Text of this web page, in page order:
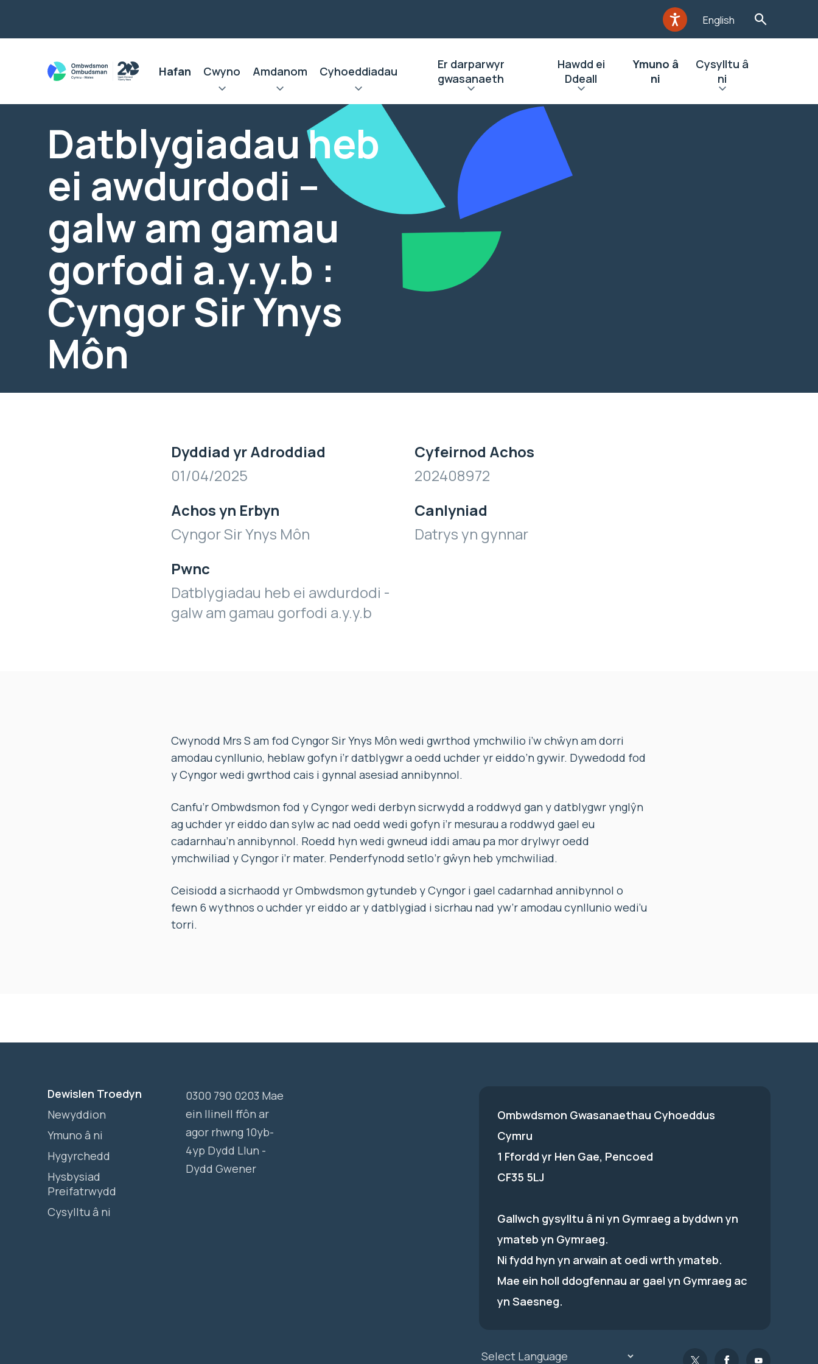
English
Hafan Cwyno Amdanom Cyhoeddiadau
Er darparwyr
gwasanaeth
Hawdd ei
Ddeall
Ymuno â
ni
Cysylltu â
ni
Datblygiadau heb
ei awdurdodi –
galw am gamau
gorfodi a.y.y.b :
Cyngor Sir Ynys
Môn
Dyddiad yr Adroddiad
01/04/2025
Achos yn Erbyn
Cyngor Sir Ynys Môn
Pwnc
Datblygiadau heb ei awdurdodi -
galw am gamau gorfodi a.y.y.b
Cyfeirnod Achos
202408972
Canlyniad
Datrys yn gynnar
Cwynodd Mrs S am fod Cyngor Sir Ynys Môn wedi gwrthod ymchwilio i’w chŵyn am dorri
amodau cynllunio, heblaw gofyn i’r datblygwr a oedd uchder yr eiddo’n gywir. Dywedodd fod
y Cyngor wedi gwrthod cais i gynnal asesiad annibynnol.
Canfu’r Ombwdsmon fod y Cyngor wedi derbyn sicrwydd a roddwyd gan y datblygwr ynglŷn
ag uchder yr eiddo dan sylw ac nad oedd wedi gofyn i’r mesurau a roddwyd gael eu
cadarnhau’n annibynnol. Roedd hyn wedi gwneud iddi amau pa mor drylwyr oedd
ymchwiliad y Cyngor i’r mater. Penderfynodd setlo’r gŵyn heb ymchwiliad.
Ceisiodd a sicrhaodd yr Ombwdsmon gytundeb y Cyngor i gael cadarnhad annibynnol o
fewn 6 wythnos o uchder yr eiddo ar y datblygiad i sicrhau nad yw’r amodau cynllunio wedi’u
torri.
Dewislen Troedyn
Newyddion
Ymuno â ni
Hygyrchedd
Hysbysiad
Preifatrwydd
Cysylltu â ni
0300 790 0203 Mae
ein llinell ffôn ar
agor rhwng 10yb-
4yp Dydd Llun -
Dydd Gwener
Ombwdsmon Gwasanaethau Cyhoeddus
Cymru
1 Ffordd yr Hen Gae, Pencoed
CF35 5LJ
Gallwch gysylltu â ni yn Gymraeg a byddwn yn
ymateb yn Gymraeg.
Ni fydd hyn yn arwain at oedi wrth ymateb.
Mae ein holl ddogfennau ar gael yn Gymraeg ac
yn Saesneg.